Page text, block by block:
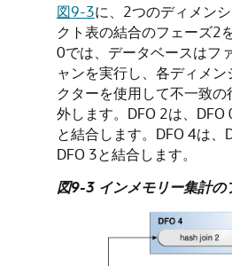
図9-3に、2つのディメン
クト表の結合のフェーズ2
0では、データベースはフ
ャンを実行し、各ディメ
クターを使用して不一致
外します。DFO 2は、DFO
と結合します。DFO 4は、
DFO 3と結合します。
図9-3 インメモリー集計の